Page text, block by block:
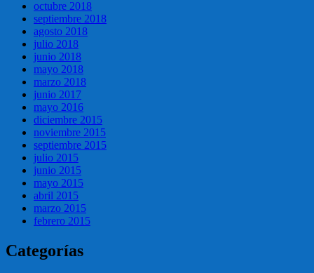
octubre 2018
septiembre 2018
agosto 2018
julio 2018
junio 2018
mayo 2018
marzo 2018
junio 2017
mayo 2016
diciembre 2015
noviembre 2015
septiembre 2015
julio 2015
junio 2015
mayo 2015
abril 2015
marzo 2015
febrero 2015
Categorías